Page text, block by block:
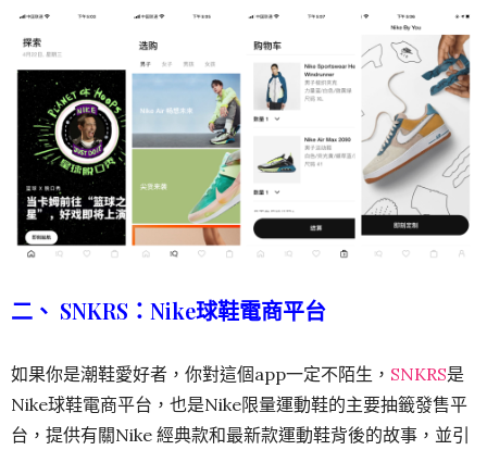
二、 SNKRS：Nike球鞋電商平台
如果你是潮鞋愛好者，你對這個app一定不陌生， SNKRS是
Nike球鞋電商平台，也是Nike限量運動鞋的主要抽籤發售平
台，提供有關Nike 經典款和最新款運動鞋背後的故事，並引